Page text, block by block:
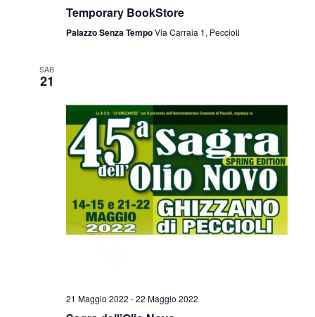
Temporary BookStore
Palazzo Senza TempoVia Carraia 1, Peccioli
SAB
21
21 Maggio 2022 -22 Maggio 2022